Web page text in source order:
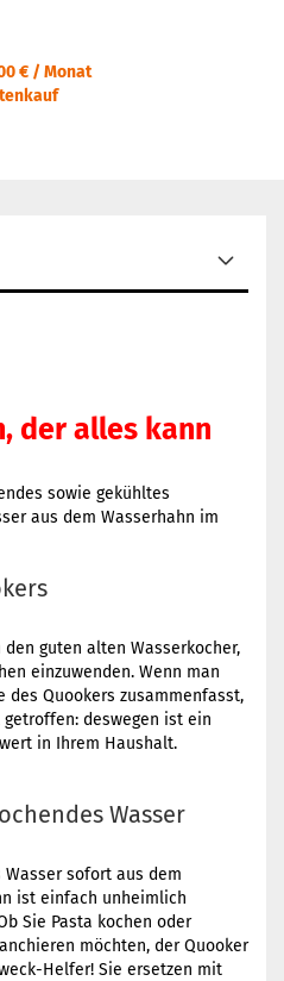
€ / Monat
der alles kann
sowie gekühltes
aus dem Wasserhahn im
guten alten Wasserkocher,
einzuwenden. Wenn man
Quookers zusammenfasst,
deswegen ist ein
in Ihrem Haushalt.
Wasser
Wasser sofort aus dem
ist einfach unheimlich
Sie Pasta kochen oder
möchten, der Quooker
Helfer! Sie ersetzen mit